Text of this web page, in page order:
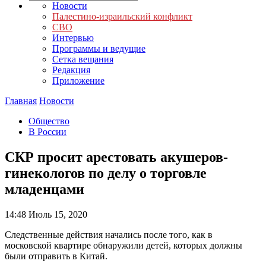
Новости
Палестино-израильский конфликт
СВО
Интервью
Программы и ведущие
Сетка вещания
Редакция
Приложение
Главная Новости
Общество
В России
СКР просит арестовать акушеров-
гинекологов по делу о торговле
младенцами
14:48 Июль 15, 2020
Следственные действия начались после того, как в
московской квартире обнаружили детей, которых должны
были отправить в Китай.